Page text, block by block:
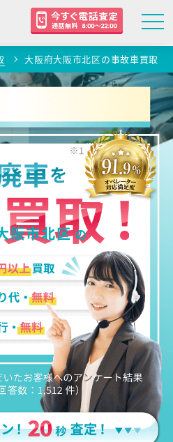
大阪府大阪市北区の事故車買取
阪市北区の